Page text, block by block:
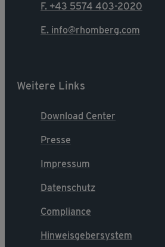
F. +43 5574 403-2020
E. info@rhomberg.com
Weitere Links
Download Center
Presse
Impressum
Datenschutz
Compliance
Hinweisgebersystem